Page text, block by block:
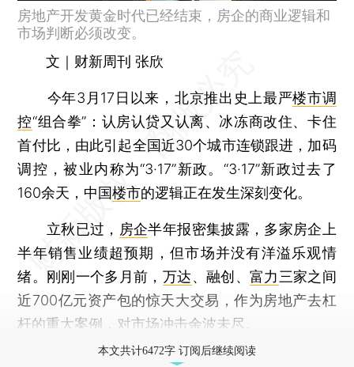
房地产开发黄金时代已经结束，房企的商业逻辑和
市场判断必须改变。
文｜财新周刊 张欣
今年3月17日以来，北京推出史上最严楼市调
控“组合拳”：认房认贷又认离、冰冻商改住、卡住
首付比，由此引起全国近30个城市连锁跟进，加码
调控，被业内称为“3·17”新政。“3·17”新政过去了
160余天，中国楼市的逻辑正在发生深刻变化。
立秋已过， 房企半年报密集披露，多家房企上
半年销售业绩超预期，但市场并没有洋溢乐观情
绪。刚刚一个多月前， 万达、融创、 富力三家之间
近700亿元资产包的惊天大交易，作为房地产去杠
杆的重大案例，对市场冲击余波未尽。
本文共计6472字 订阅后继续阅读